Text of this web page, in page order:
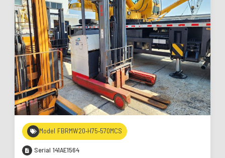
Model FBRMW20-H75-570MCS
Serial 141AE1564